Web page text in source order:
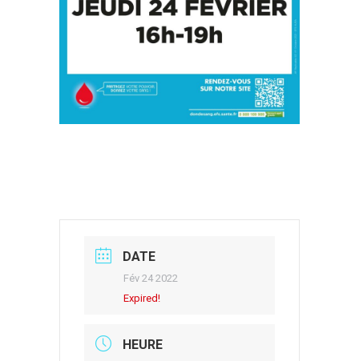
DATE
Fév 24 2022
Expired!
HEURE